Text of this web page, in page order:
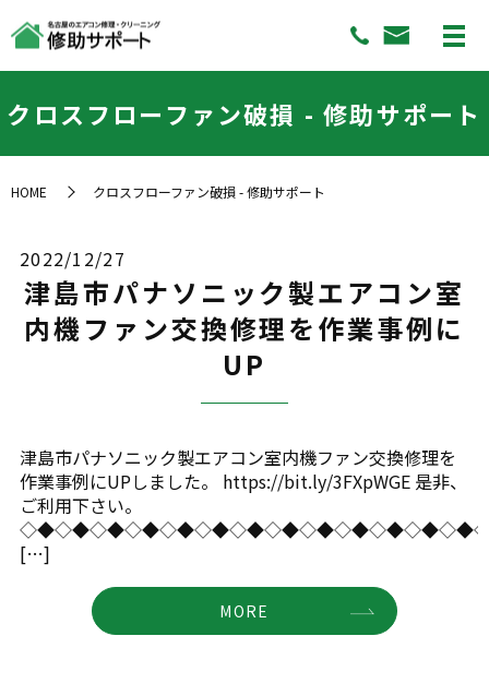
クロスフローファン破損 - 修助サポート
HOME クロスフローファン破損 - 修助サポート
2022/12/27
津島市パナソニック製エアコン室
内機ファン交換修理を作業事例に
UP
津島市パナソニック製エアコン室内機ファン交換修理を
作業事例にUPしました。 https://bit.ly/3FXpWGE 是非、
ご利用下さい。
[…]
MORE